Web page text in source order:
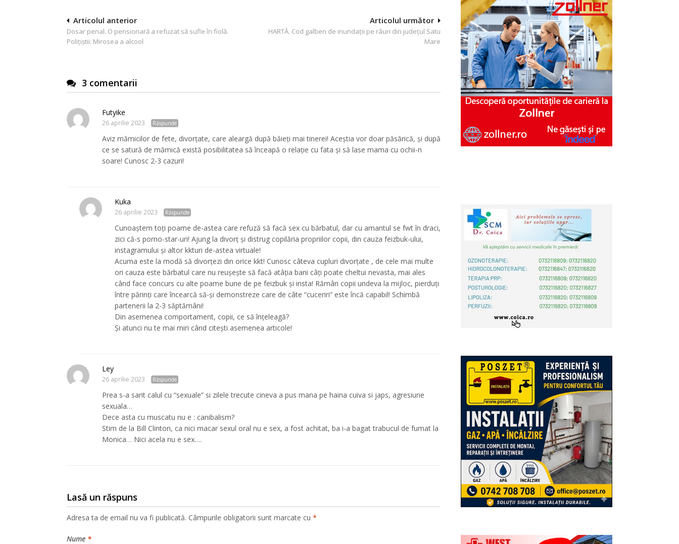
Navigare
în
Articolul următor
HARTĂ. Cod galben de inundații pe râuri din județul Satu
Mare
Articolul anterior
Dosar penal. O pensionară a refuzat să sufle în fiolă.
Polițiștii: Mirosea a alcool
3 comentarii
Futyike
26 aprilie 2023 Răspunde
Aviz mămicilor de fete, divorțate, care aleargă după băieți mai tinerei! Aceștia vor doar păsărică, și după
ce se satură de mămică există posibilitatea să înceapă o relație cu fata și să lase mama cu ochii-n
soare! Cunosc 2-3 cazuri!
Kuka
26 aprilie 2023 Răspunde
Cunoaștem toți poame de-astea care refuză să facă sex cu bărbatul, dar cu amantul se fwt în draci,
zici că-s porno-star-uri! Ajung la divorț și distrug copilăria propriilor copii, din cauza feizbuk-ului,
instagramului și altor kkturi de-astea virtuale!
Acuma este la modă să divorțezi din orice kkt! Cunosc câteva cupluri divorțate , de cele mai multe
ori cauza este bărbatul care nu reușește să facă atâția bani câți poate cheltui nevasta, mai ales
când face concurs cu alte poame bune de pe feizbuk și insta! Rămân copii undeva la mijloc, pierduți
între părinți care încearcă să-și demonstreze care de câte “cuceriri” este încă capabil! Schimbă
partenerii la 2-3 săptămâni!
Din asemenea comportament, copii, ce să înțeleagă?
Și atunci nu te mai miri când citești asemenea articole!
Ley
26 aprilie 2023 Răspunde
Prea s-a sarit calul cu “sexuale” si zilele trecute cineva a pus mana pe haina cuiva si japs, agresiune
sexuala…
Dece asta cu muscatu nu e : canibalism?
Stim de la Bill Clinton, ca nici macar sexul oral nu e sex, a fost achitat, ba i-a bagat trabucul de fumat la
Monica… Nici acela nu e sex….
Lasă un răspuns
Adresa ta de email nu va fi publicată. Câmpurile obligatorii sunt marcate cu *
Nume *